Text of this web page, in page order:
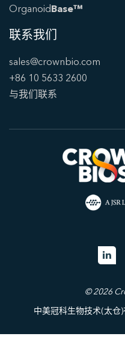
OrganoidBase™
联系我们
sales@crownbio.com
+86 10 5633 2600
与我们联系
© 2026
中美冠科生物技术(太仓